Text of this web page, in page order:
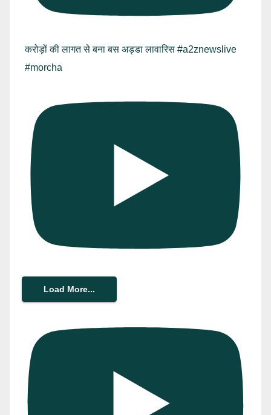
करोड़ों की लागत से बना बस अड्डा लावारिस #a2znewslive
#morcha
Load More...